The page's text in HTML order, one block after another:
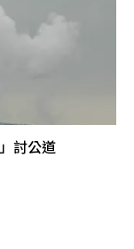
討公道